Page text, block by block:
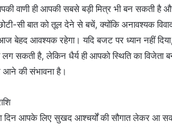
वाणी ही आपकी सबसे बड़ी मित्र भी बन सकती है
सी बात को तूल देने से बचें, क्योंकि अनावश्यक
बेहद आवश्यक रहेगा। यदि बजट पर ध्यान नहीं दिया,
लग सकती है, लेकिन धैर्य ही आपको स्थिति का
आने की संभावना है।
आपके लिए सुखद आश्चर्यों की सौगात लेकर आ